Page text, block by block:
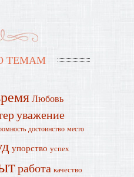
ТЕМАМ
Любовь
уважение
достоинство место
упорство успех
работа качество